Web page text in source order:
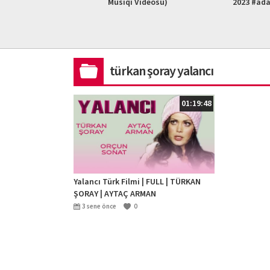
türkan şoray yalancı
01:19:48
Yalancı Türk Filmi | FULL | TÜRKAN
ŞORAY | AYTAÇ ARMAN
3 sene önce 0